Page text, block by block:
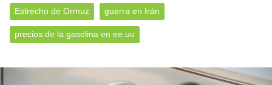
Estrecho de Ormuz guerra en Irán
precios de la gasolina en ee.uu